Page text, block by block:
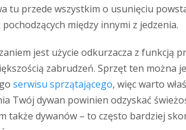
tu przede wszystkim o usunięciu
między innymi z jedzenia.
jest użycie odkurzacza z funkcją
zabrudzeń. Sprzęt ten można
serwisu sprzątającego, więc warto
Twój dywan powinien odzyskać
także dywanów – to często bardziej